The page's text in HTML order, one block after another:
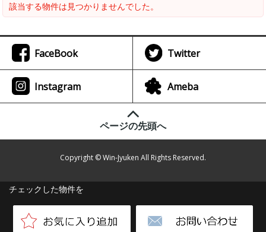
該当する物件は見つかりませんでした。
チェックした物件を
FaceBook Twitter
Instagram Ameba
ページの先頭へ
Copyright © Win-Jyuken All Rights Reserved.